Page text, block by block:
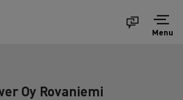
Menu
Oy Rovaniemi